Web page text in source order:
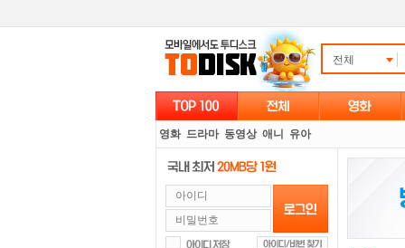
전체
영화 드라마 동영상 애니 유아